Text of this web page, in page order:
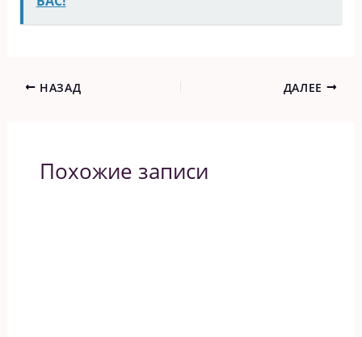
НАЗАД ДАЛЕЕ
Похожие записи